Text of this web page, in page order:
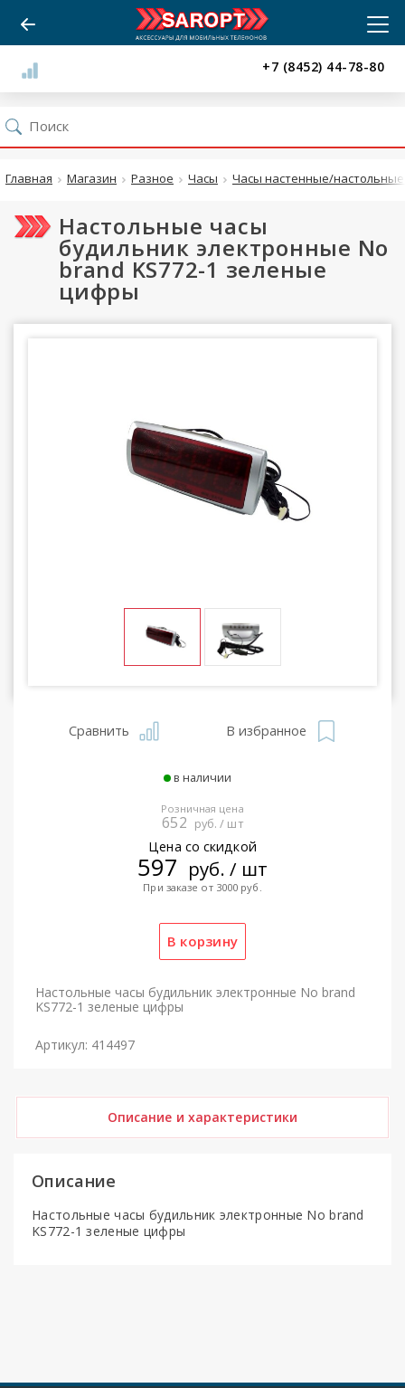
+7 (8452) 44-78-80
Главная Магазин Разное Часы Часы настенные/
Настольные часы
будильник электронные No
brand KS772-1 зеленые
цифры
Сравнить В избранное
в наличии
Розничная цена
652 руб. / шт
Цена со скидкой
597 руб. / шт
При заказе от 3000 руб.
Настольные часы будильник электронные No brand
KS772-1 зеленые цифры
Артикул: 414497
Описание и характеристики
Описание
Настольные часы будильник электронные No brand
KS772-1 зеленые цифры